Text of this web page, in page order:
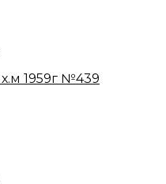
х.м 1959г №439